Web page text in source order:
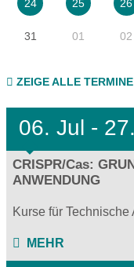
24 25 26
31 01 02
ZEIGE ALLE TERMINE
06. Jul - 27.
CRISPR/Cas:
ANWENDUNG
Kurse für Technische
MEHR